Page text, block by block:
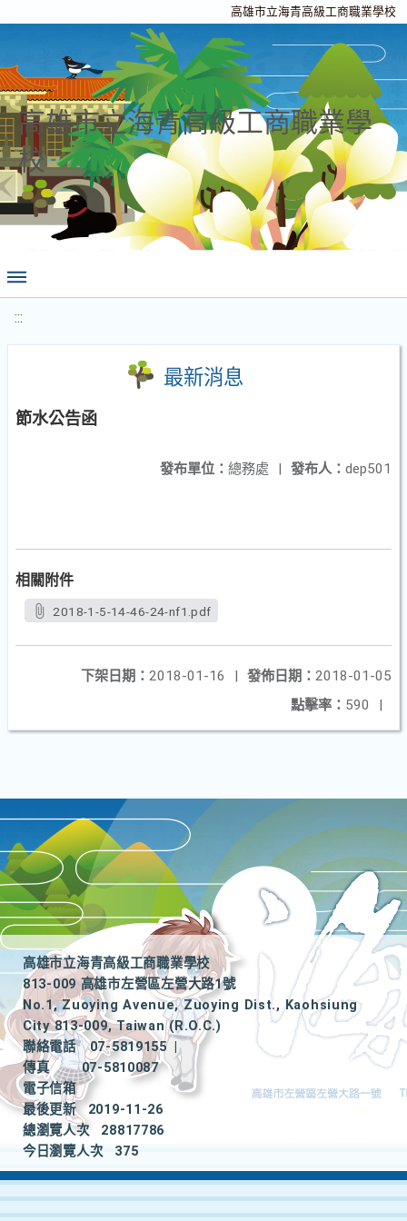
高雄市立海青高級工商職業學校
高雄市立海青高級工商職業學
校
:::
最新消息
節水公告函
發布人： dep501
發布單位： 總務處 |
相關附件
2018-1-5-14-46-24-nf1.pdf
發佈日期： 2018-01-05
下架日期： 2018-01-16
|
點擊率： 590 |
高雄市立海青高級工商職業學校
813-009 高雄市左營區左營大路1號
No.1, Zuoying Avenue, Zuoying Dist., Kaohsiung
City 813-009, Taiwan (R.O.C.)
聯絡電話
07-5819155
|
傳真
07-5810087
電子信箱
最後更新
2019-11-26
總瀏覽人次
28817786
今日瀏覽人次
375